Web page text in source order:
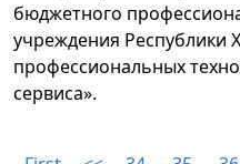
бюджетного
учреждения Республики
профессиональных
сервиса».